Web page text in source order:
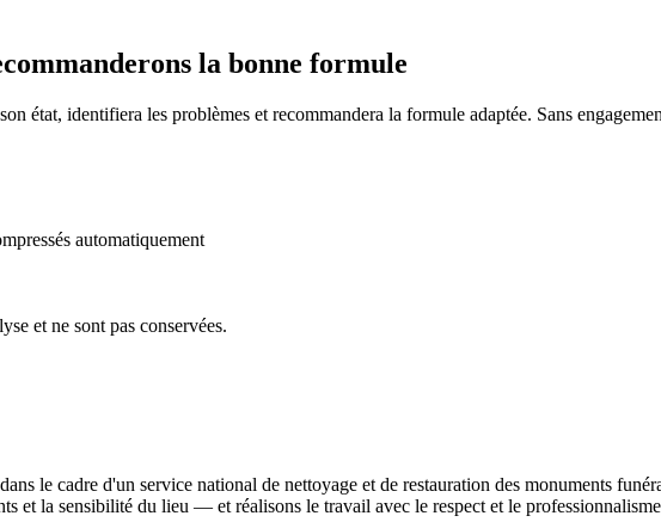
la bonne formule
état, identifiera les problèmes et recommandera la formule adaptée. Sans
automatiquement
et ne sont pas conservées.
le cadre d'un service national de nettoyage et de restauration des monuments
et la sensibilité du lieu — et réalisons le travail avec le respect et le